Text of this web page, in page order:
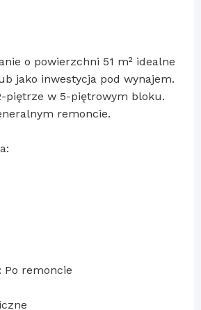
o powierzchni 51 m² idealne
jako inwestycja pod wynajem.
piętrze w 5-piętrowym bloku.
remoncie.
Po remoncie